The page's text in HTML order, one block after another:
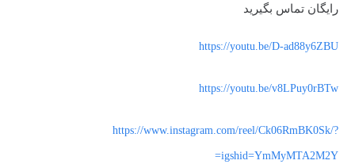
رایگان تماس بگیرید
https://youtu.be/D-ad88y6ZBU
https://youtu.be/v8LPuy0rBTw
https://www.instagram.com/reel/Ck06RmBK0Sk/?
igshid=YmMyMTA2M2Y=